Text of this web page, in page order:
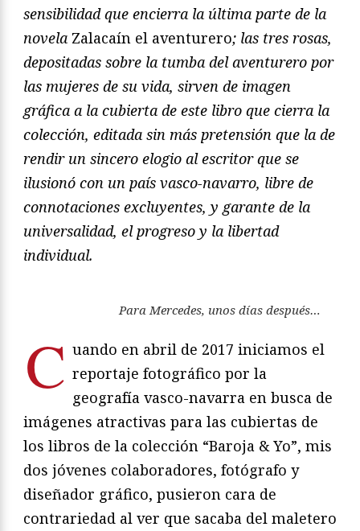
sensibilidad que encierra la última parte de la
novela Zalacaín el aventurero; las tres rosas,
depositadas sobre la tumba del aventurero por
las mujeres de su vida, sirven de imagen
gráfica a la cubierta de este libro que cierra la
colección, editada sin más pretensión que la de
rendir un sincero elogio al escritor que se
ilusionó con un país vasco-navarro, libre de
connotaciones excluyentes, y garante de la
universalidad, el progreso y la libertad
individual.
Para Mercedes, unos días después…
C uando en abril de 2017 iniciamos el
reportaje fotográfico por la
geografía vasco-navarra en busca de
imágenes atractivas para las cubiertas de
los libros de la colección “Baroja & Yo”, mis
dos jóvenes colaboradores, fotógrafo y
diseñador gráfico, pusieron cara de
contrariedad al ver que sacaba del maletero